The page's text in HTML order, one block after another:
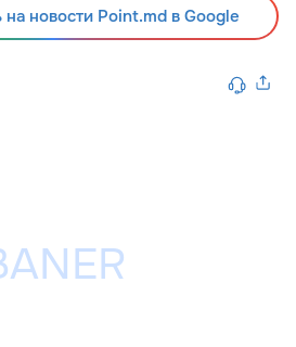
новости Point.md в Google